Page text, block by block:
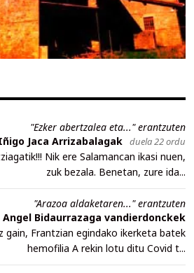
"Ezker abertzalea eta..." erantzuten
Jaca Arrizabalagak duela 22 ordu
Nik ere Salamancan ikasi nuen,
zuk bezala. Benetan, zure ida...
"Arazoa aldaketaren..." erantzuten
Angel Bidaurrazaga vandierdonckek
Frantzian egindako ikerketa batek
hemofilia A rekin lotu ditu Covid t...